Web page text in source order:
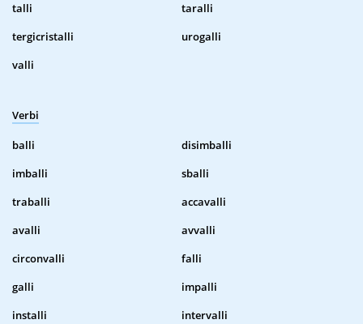
talli
taralli
tergicristalli
urogalli
valli
Verbi
balli
disimballi
imballi
sballi
traballi
accavalli
avalli
avvalli
circonvalli
falli
galli
impalli
installi
intervalli